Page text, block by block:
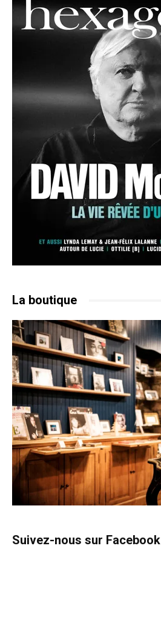
La boutique
Suivez-nous sur Facebook